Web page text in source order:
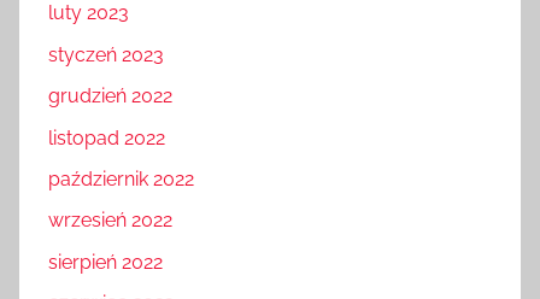
luty 2023
styczeń 2023
grudzień 2022
listopad 2022
październik 2022
wrzesień 2022
sierpień 2022